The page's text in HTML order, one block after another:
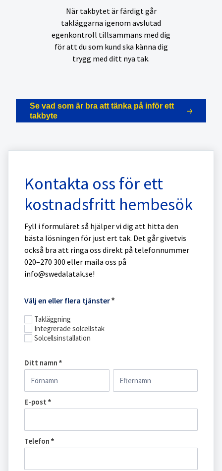
När takbytet är färdigt går
takläggarna igenom avslutad
egenkontroll tillsammans med dig
för att du som kund ska känna dig
trygg med ditt nya tak.
Se vad som är bra att tänka på inför ett
takbyte
Kontakta oss för ett
kostnadsfritt hembesök
Fyll i formuläret så hjälper vi dig att hitta den
bästa lösningen för just ert tak. Det går givetvis
också bra att ringa oss direkt på telefonnummer
020–270 300 eller maila oss på
info@swedalatak.se!
Boka
Välj en eller flera tjänster*
Takläggning
Integrerade solcellstak
Solcellsinstallation
Ditt namn *
namn
E-post *
Telefon *